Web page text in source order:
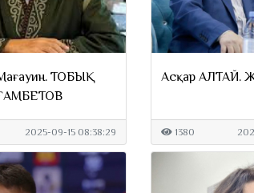
ТОБЫҚ
2025-09-15 08:38:29
Асқар
1380